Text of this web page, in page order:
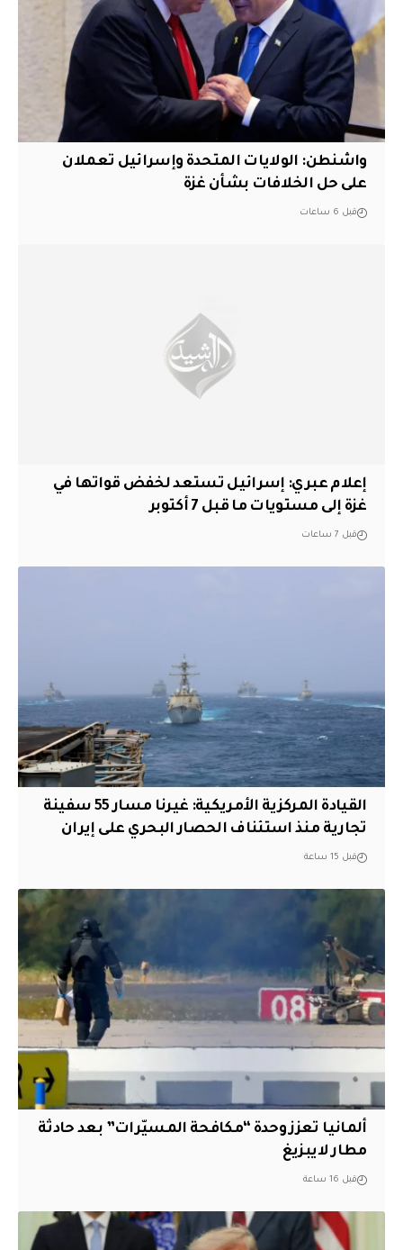
واشنطن: الولايات المتحدة وإسرائيل تعملان
على حل الخلافات بشأن غزة
قبل 6 ساعات
إعلام عبري: إسرائيل تستعد لخفض قواتها في
غزة إلى مستويات ما قبل 7 أكتوبر
قبل 7 ساعات
القيادة المركزية الأمريكية: غيرنا مسار 55 سفينة
تجارية منذ استئناف الحصار البحري على إيران
قبل 15 ساعة
ألمانيا تعزز وحدة “مكافحة المسيّرات” بعد حادثة
مطار لايبزيغ
قبل 16 ساعة